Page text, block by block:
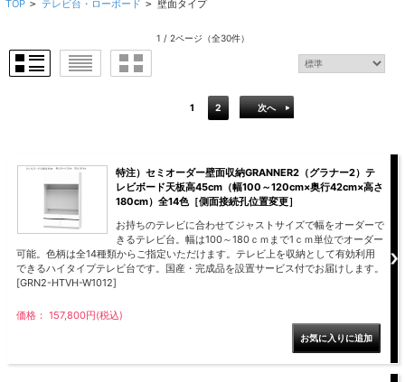
全て見る
オープンタイプ
ダストボックス収納可能
サイズで選ぶ
ハイタイプレンジ台
キッチンボード（食器棚・カップボード）
食器棚
キッチンカウンター
特徴で選ぶ
【LASCO】引戸式カウンター下ラッ
全て見る
【LASCO】カウンター下収納
【LASCO】ワードローブ
【LASCO】スリムラック
【VALO】ダイニングテーブル
【SUNNY】サニタリー収納
【PORTIER】&【LASCO】シューズ
ボックス
【Wickei】チェスト
【Carina】アコーディオンドア
全て見る
3人掛けソファー
L型ソファー
シェーズロングソファ
合皮ソファー
オプション品
クッション
シリーズで選ぶ
【Nike】カウチソファー
【CLOSTER】シェーズロング＆カウ
【RAMON】ウッドアームソファ
【Grace】ウッドフレームソファー
【Gainer】ウッドフレームソファー
全て見る
下駄箱・シューズボッ
アコーディオンドア
業）
クリーナースタンド
扉式カウンター下ラッ
ク
テレビ台
ハイタイプ
壁面タイプ
釣竿・釣り具収納
ゴルフクラブ収納
個室型デスク
本棚・スライド書棚
学習デスク・子供部屋
全て見る
全て見る
【標準幅用】テレビスタンド
掃除機収納【Cleany】
TOP > テレビ台・ローボード > 壁面タイプ
1 / 2ページ （全30件）
1 2 次へ
特注）セミオーダー壁面収納GRANNER2（グラナー2）テ
レビボード天板高45cm（幅100～120cm×奥行42cm×高さ
180cm）全14色［側面接続孔位置変更］
お持ちのテレビに合わせてジャストサイズで幅をオーダーで
きるテレビ台。幅は100～180ｃｍまで1ｃｍ単位でオーダー
可能。色柄は全14種類からご指定いただけます。テレビ上を収納として有効利用
できるハイタイプテレビ台です。国産・完成品を設置サービス付でお届けします。
[GRN2-HTVH-W1012]
価格： 157,800円(税込)